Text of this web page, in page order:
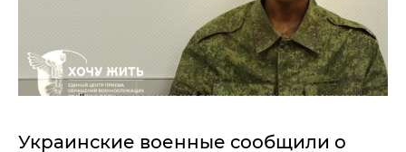
Украинские военные сообщили о